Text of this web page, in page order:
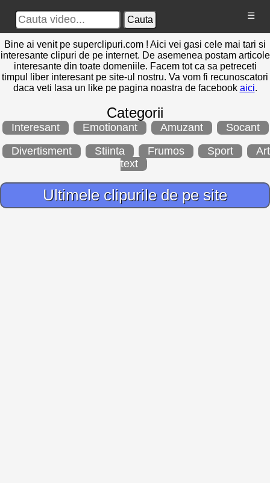
Cauta ☰
Bine ai venit pe superclipuri.com ! Aici vei gasi cele mai tari si
interesante clipuri de pe internet. De asemenea postam articole
interesante din toate domeniile. Facem tot ca sa petreceti
timpul liber interesant pe site-ul nostru. Va vom fi recunoscatori
daca veti lasa un like pe pagina noastra de facebook aici.
Categorii
Interesant Emotionant Amuzant
Socant
Divertisment
Stiinta Frumos Sport
text
Ultimele clipurile de pe site